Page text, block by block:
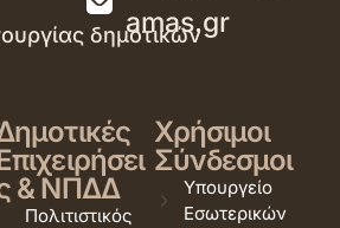
amas.gr
δημοτικών
& ΝΠΔΔ
Πολιτιστικός
Χρήσιμοι
Σύνδεσμοι
Υπουργείο
Εσωτερικών